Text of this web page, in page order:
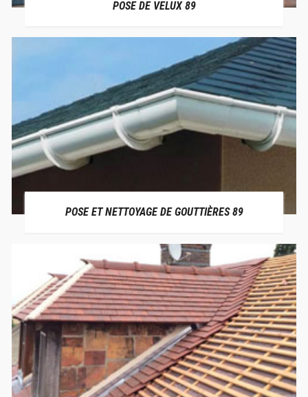
POSE DE VELUX 89
POSE ET NETTOYAGE DE GOUTTIÈRES 89